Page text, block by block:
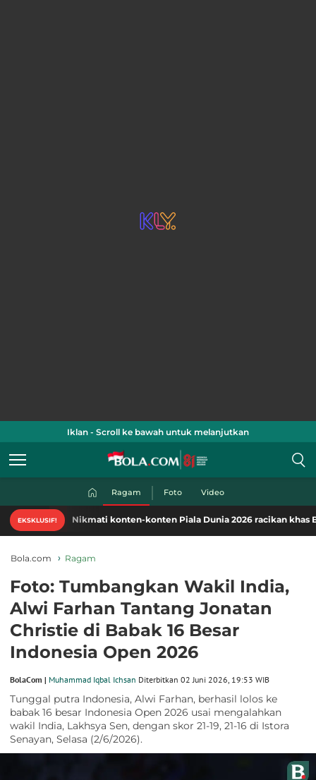
Iklan - Scroll ke bawah untuk melanjutkan
Ragam Foto Video
EKSKLUSIF!Nikmati konten-konten Piala Dunia 2026 racikan khas
Bola.com Ragam
Foto: Tumbangkan Wakil India,
Alwi Farhan Tantang Jonatan
Christie di Babak 16 Besar
Indonesia Open 2026
BolaCom | Muhammad Iqbal Ichsan Diterbitkan 02 Juni 2026, 19:53 WIB
Tunggal putra Indonesia, Alwi Farhan, berhasil lolos ke
babak 16 besar Indonesia Open 2026 usai mengalahkan
wakil India, Lakhsya Sen, dengan skor 21-19, 21-16 di Istora
Senayan, Selasa (2/6/2026).